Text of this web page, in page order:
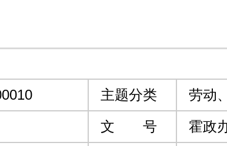
主题分类
劳动
文 号
霍政